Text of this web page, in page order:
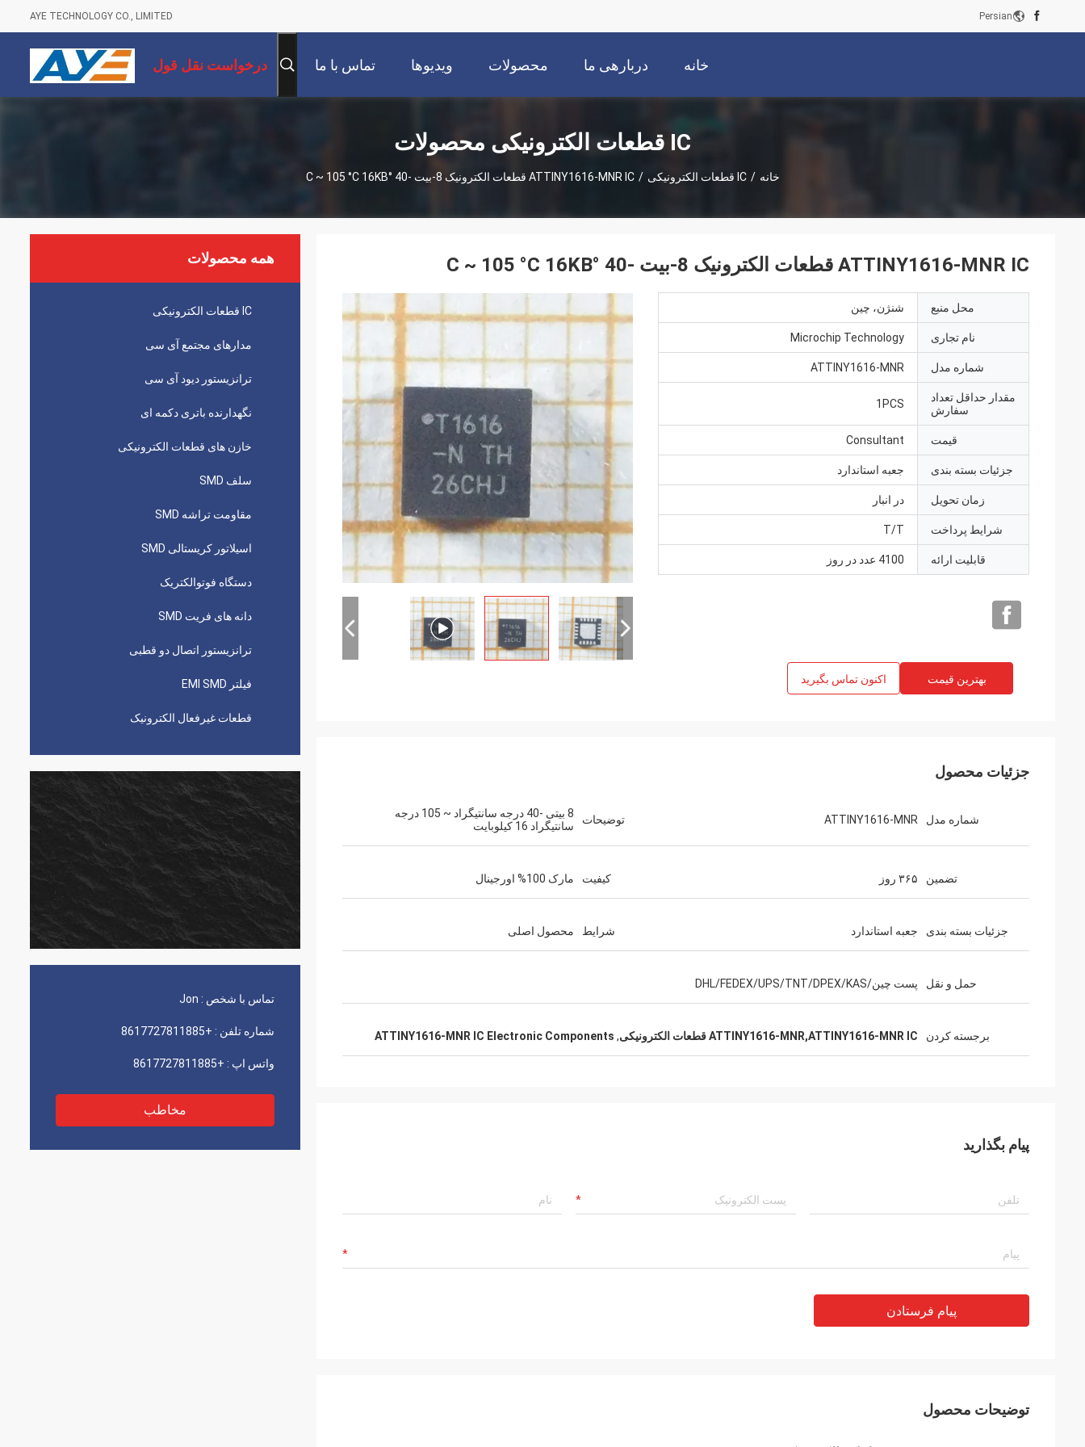
AYE TECHNOLOGY CO., LIMITED Persian
خانه دربارهی ما محصولات ویدیوها تماس با ما درخواست نقل قول
IC قطعات الکترونیکی محصولات
خانه / IC قطعات الکترونیکی / ATTINY1616-MNR IC قطعات الکترونیک 8-بیت -40 °C ~ 105 °C 16KB
همه محصولات
IC قطعات الکترونیکی
مدارهای مجتمع آی سی
ترانزیستور دیود آی سی
نگهدارنده باتری دکمه ای
خازن های قطعات الکترونیکی
سلف SMD
مقاومت تراشه SMD
اسیلاتور کریستالی SMD
دستگاه فوتوالکتریک
دانه های فریت SMD
ترانزیستور اتصال دو قطبی
فیلتر EMI SMD
قطعات غیرفعال الکترونیک
تماس با شخص : Jon
شماره تلفن : +8617727811885
واتس اپ : +8617727811885
مخاطب
ATTINY1616-MNR IC قطعات الکترونیک 8-بیت -40 °C ~ 105 °C 16KB
محل منبع شنژن، چین
نام تجاری Microchip Technology
شماره مدل ATTINY1616-MNR
مقدار حداقل تعداد
سفارش
1PCS
قیمت Consultant
جزئیات بسته بندی جعبه استاندارد
زمان تحویل در انبار
شرایط پرداخت T/T
قابلیت ارائه 4100 عدد در روز
بهترین قیمت اکنون تماس بگیرید
جزئیات محصول
شماره مدل ATTINY1616-MNR توضیحات
8 بیتی -40 درجه سانتیگراد ~ 105 درجه
سانتیگراد 16 کیلوبایت
تضمین ۳۶۵ روز کیفیت مارک 100% اورجینال
جزئیات بسته بندی جعبه استاندارد شرایط محصول اصلی
حمل و نقل پست چین/DHL/FEDEX/UPS/TNT/DPEX/KAS
برجسته کردن ATTINY1616-MNR,ATTINY1616-MNR IC قطعات الکترونیکی ,
ATTINY1616-MNR IC Electronic Components
پیام بگذارید
پیام فرستادن
توضیحات محصول
بیش از حد
دمای -40°C تا +105°C
با استفاده از STMicroelectronicsTM VIPowerTM M0
تکنولوژی، برای جایگزینی استاندارد
MOSFETهای برق در برنامه های DC تا 50 KHz.